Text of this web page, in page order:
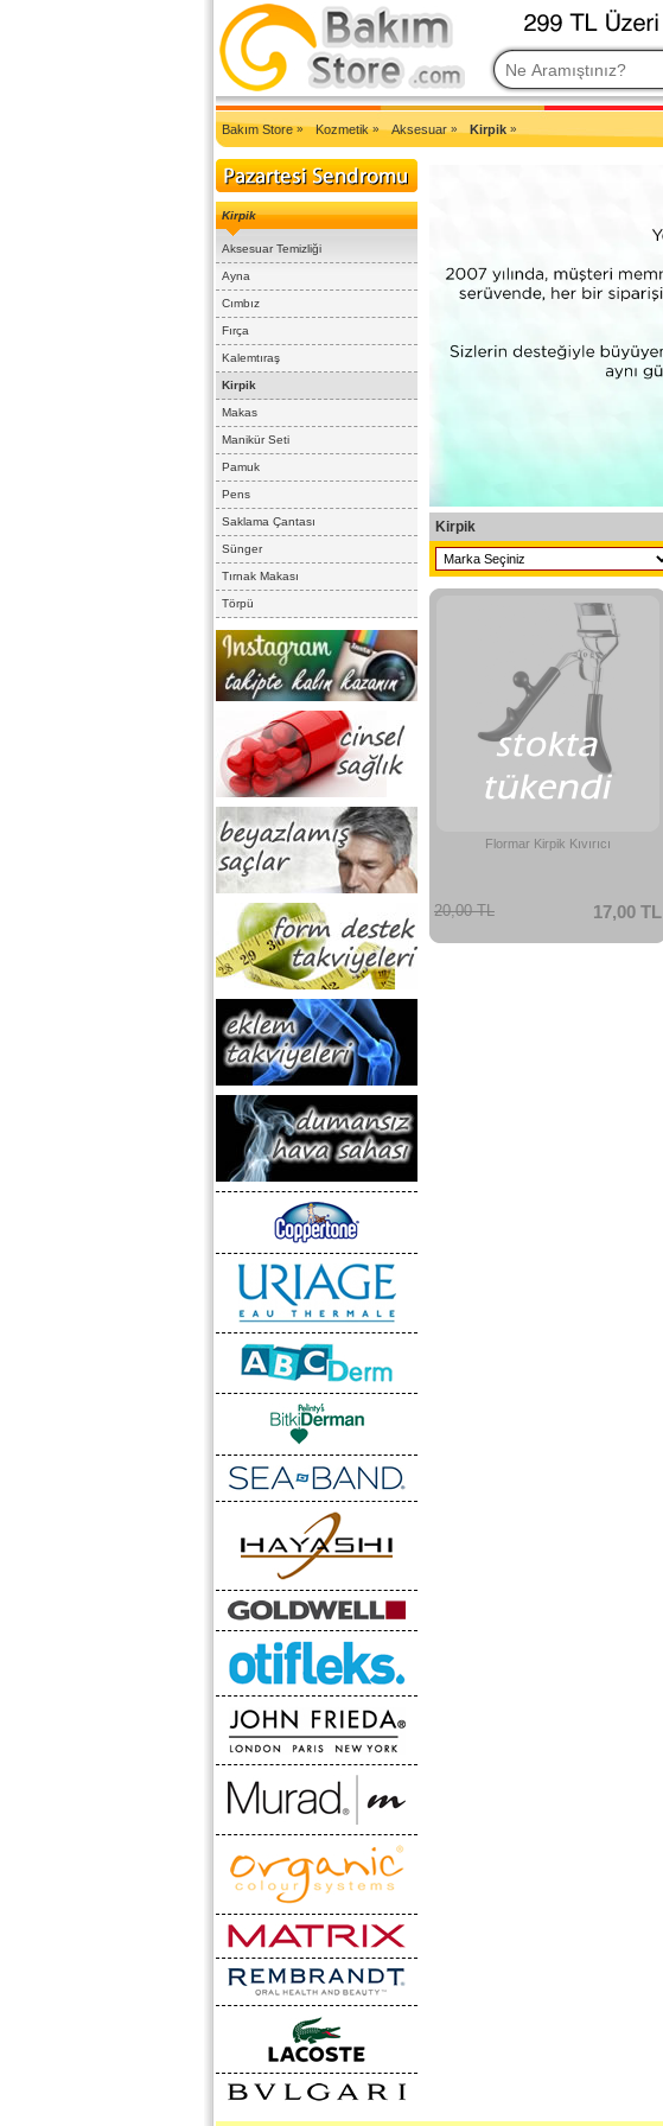
2007'den Beri Türkiye'nin En Güncel Bakım Ürünleri Eczane Sitesi
Bakım Store» Kozmetik» Aksesuar » Kirpik »
Kirpik
Aksesuar Temizliği
Ayna
Cımbız
Fırça
Kalemtıraş
Kirpik
Makas
Manikür Seti
Pamuk
Pens
Saklama Çantası
Sünger
Tırnak Makası
Törpü
Kirpik
Flormar Kirpik Kıvırıcı
17,00 TL
20,00 TL